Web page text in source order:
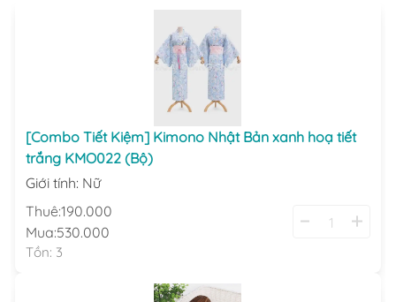
[Combo Tiết Kiệm] Kimono Nhật Bản xanh hoạ tiết
trắng KMO022 (Bộ)
Giới tính: Nữ
Thuê:190.000
Mua:530.000
Tồn: 3